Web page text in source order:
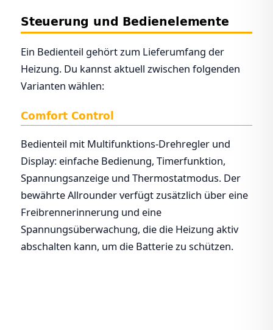
Steuerung und Bedienelemente
Ein Bedienteil gehört zum Lieferumfang der
Heizung. Du kannst aktuell zwischen folgenden
Varianten wählen:
Comfort Control
Bedienteil mit Multifunktions-Drehregler und
Display: einfache Bedienung, Timerfunktion,
Spannungsanzeige und Thermostatmodus. Der
bewährte Allrounder verfügt zusätzlich über eine
Freibrennerinnerung und eine
Spannungsüberwachung, die die Heizung aktiv
abschalten kann, um die Batterie zu schützen.